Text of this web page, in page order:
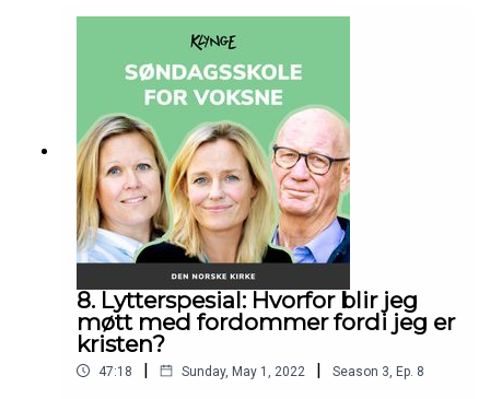
8. Lytterspesial: Hvorfor blir jeg
møtt med fordommer fordi jeg er
kristen?
47:18 | Sunday, May 1, 2022 | Season 3, Ep. 8